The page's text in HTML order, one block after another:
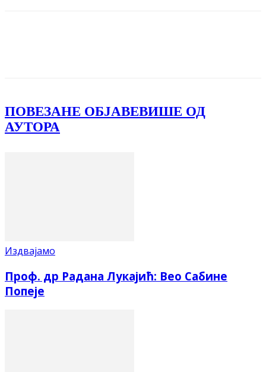
ПОВЕЗАНЕ ОБЈАВЕВИШЕ ОД
АУТОРА
Издвајамо
Проф. др Радана Лукајић: Вео Сабине
Попеје